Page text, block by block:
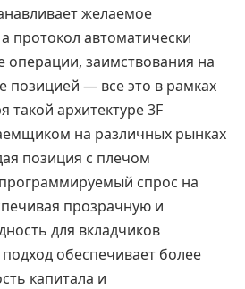
желаемое
протокол автоматически
операции, заимствования на
позицией — все это в рамках
такой архитектуре 3F
на различных рынках
позиция с плечом
спрос на
прозрачную и
для вкладчиков
обеспечивает более
капитала и